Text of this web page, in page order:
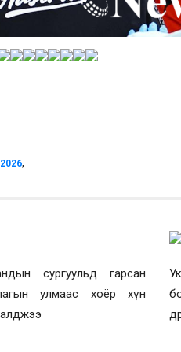
,
сургуульд гарсан
улмаас хоёр хүн